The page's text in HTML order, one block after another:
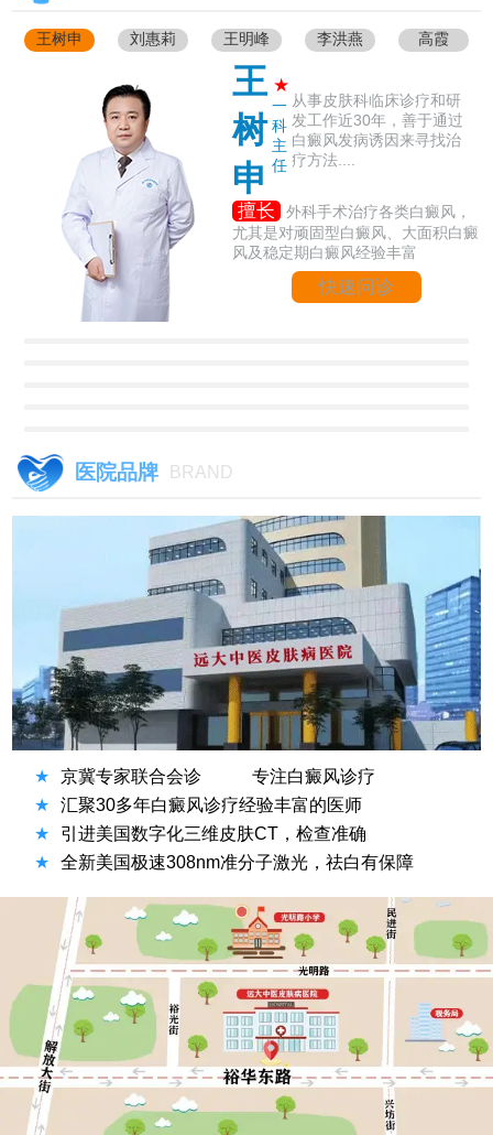
王树申 刘惠莉 王明峰 李洪燕 高霞
王
树
申
★
一
科
主
任
从事皮肤科临床诊疗和研
发工作近30年，善于通过
白癜风发病诱因来寻找治
疗方法....
擅长
外科手术治疗各类白癜风，
尤其是对顽固型白癜风、大面积白癜
风及稳定期白癜风经验丰富
快速问诊
医院品牌 BRAND
★ 京冀专家联合会诊
专注白癜风诊疗
★
汇聚30多年白癜风诊疗经验丰富的医师
★
引进美国数字化三维皮肤CT，检查准确
★
全新美国极速308nm准分子激光，祛白有保障